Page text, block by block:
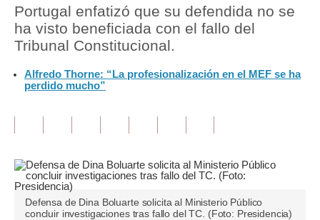
Política
Tu Dinero
Inmobiliarias
Editorial
Pregunta de hoy
Portugal enfatizó que su defendida no se
ha visto beneficiada con el fallo del
Tribunal Constitucional.
Alfredo Thorne: “La profesionalización en el MEF se ha
perdido mucho”
Defensa de Dina Boluarte solicita al Ministerio Público
concluir investigaciones tras fallo del TC. (Foto: Presidencia)